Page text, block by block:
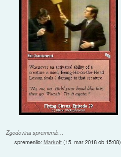
Zgodovina sprememb…
spremenilo:Markoff(15. mar 2018 ob 15:08)